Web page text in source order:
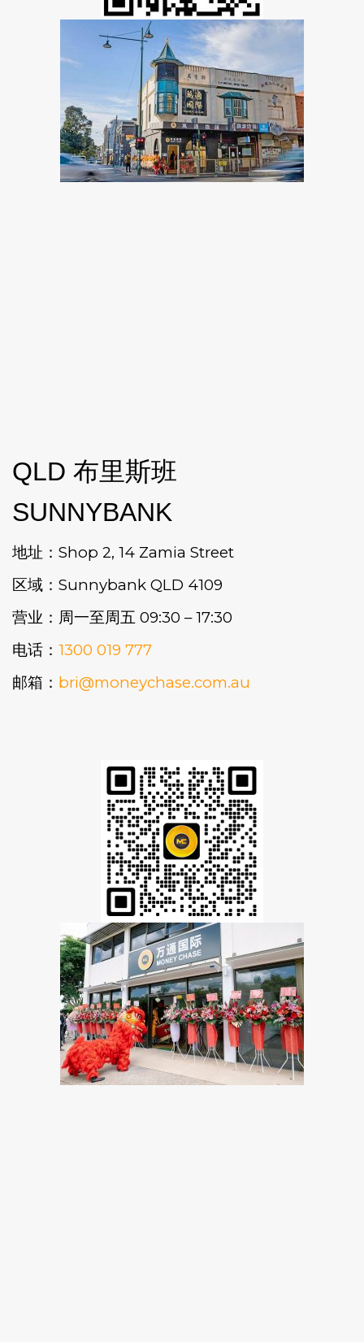
QLD 布里斯班
SUNNYBANK
地址：Shop 2, 14 Zamia Street
区域：Sunnybank QLD 4109
营业：周一至周五 09:30 – 17:30
电话： 1300 019 777
邮箱： bri@moneychase.com.au